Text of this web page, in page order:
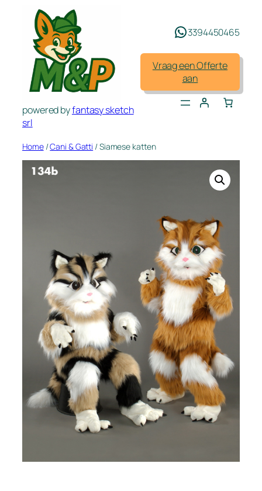
powered byfantasy sketch
srl
3394450465
Vraag een Offerte
aan
Home/Cani & Gatti / Siamese katten